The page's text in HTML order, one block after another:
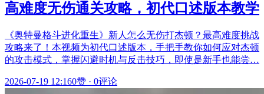
高难度无伤通关攻略，初代口述版本教学
《奥特曼格斗进化重生》新人怎么无伤打杰顿？最高难度挑战
攻略来了！本视频为初代口述版本，手把手教你如何应对杰顿
的攻击模式，掌握闪避时机与反击技巧，即使是新手也能尝…
2026-07-19 12:160赞 · 0评论